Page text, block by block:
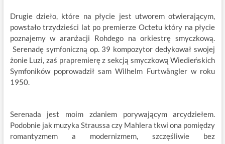
Drugie dzieło, które na płycie jest utworem otwierającym,
powstało trzydzieści lat po premierze Octetu który na płycie
poznajemy w aranżacji Rohdego na orkiestrę smyczkową.
Serenadę symfoniczną op. 39 kompozytor dedykował swojej
żonie Luzi, zaś prapremierę z sekcją smyczkową Wiedieńskich
Symfoników poprowadził sam Wilhelm Furtwängler w roku
1950.
Serenada jest moim zdaniem porywającym arcydziełem.
Podobnie jak muzyka Straussa czy Mahlera tkwi ona pomiędzy
romantyzmem a modernizmem, szczęśliwie bez